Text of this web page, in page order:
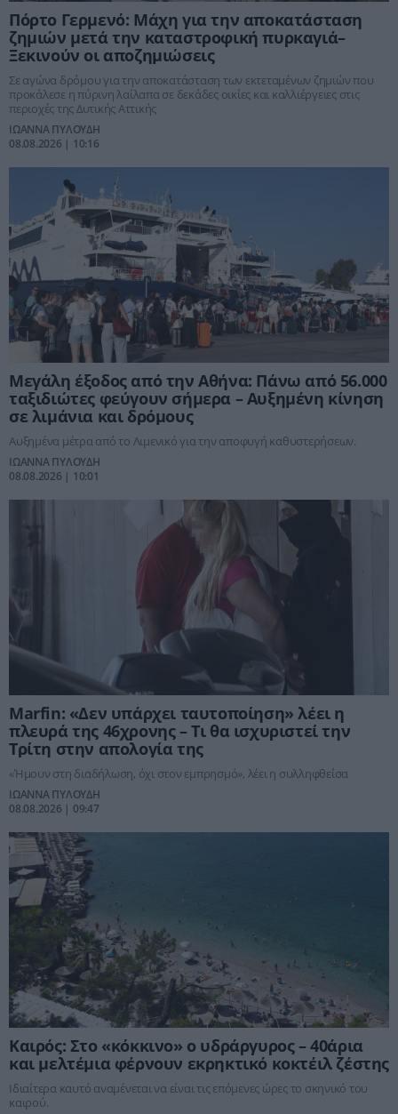
Πόρτο Γερμενό: Μάχη για την αποκατάσταση
ζημιών μετά την καταστροφική πυρκαγιά–
Ξεκινούν οι αποζημιώσεις
Σε αγώνα δρόμου για την αποκατάσταση των εκτεταμένων ζημιών που
προκάλεσε η πύρινη λαίλαπα σε δεκάδες οικίες και καλλιέργειες στις
περιοχές της Δυτικής Αττικής
ΙΩΑΝΝΑ ΠΥΛΟΥΔΗ
08.08.2026 | 10:16
Μεγάλη έξοδος από την Αθήνα: Πάνω από 56.000
ταξιδιώτες φεύγουν σήμερα – Αυξημένη κίνηση
σε λιμάνια και δρόμους
Αυξημένα μέτρα από το Λιμενικό για την αποφυγή καθυστερήσεων.
ΙΩΑΝΝΑ ΠΥΛΟΥΔΗ
08.08.2026 | 10:01
Marfin: «Δεν υπάρχει ταυτοποίηση» λέει η
πλευρά της 46χρονης – Τι θα ισχυριστεί την
Τρίτη στην απολογία της
«Ήμουν στη διαδήλωση, όχι στον εμπρησμό», λέει η συλληφθείσα
ΙΩΑΝΝΑ ΠΥΛΟΥΔΗ
08.08.2026 | 09:47
Καιρός: Στο «κόκκινο» ο υδράργυρος – 40άρια
και μελτέμια φέρνουν εκρηκτικό κοκτέιλ ζέστης
Ιδιαίτερα καυτό αναμένεται να είναι τις επόμενες ώρες το σκηνικό του
καιρού.